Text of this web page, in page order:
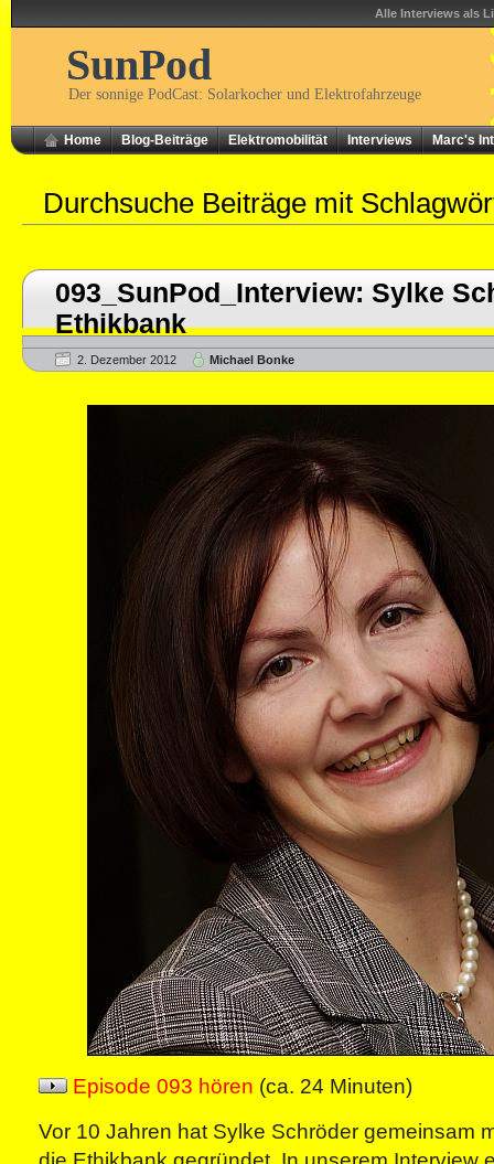
Alle Interviews als
SunPod
Der sonnige PodCast: Solarkocher und Elektrofahrzeuge
Home Blog-Beiträge Elektromobilität Interviews Marc's
Durchsuche Beiträge mit
093_SunPod_Interview: Sylke
Ethikbank
2. Dezember 2012 Michael Bonke
Episode 093 hören (ca. 24 Minuten)
Vor 10 Jahren hat Sylke Schröder gemeinsam